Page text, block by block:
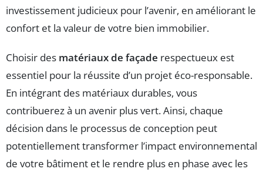
investissement judicieux pour l’avenir, en améliorant le
confort et la valeur de votre bien immobilier.
Choisir des matériaux de façade respectueux est
essentiel pour la réussite d’un projet éco-responsable.
En intégrant des matériaux durables, vous
contribuerez à un avenir plus vert. Ainsi, chaque
décision dans le processus de conception peut
potentiellement transformer l’impact environnemental
de votre bâtiment et le rendre plus en phase avec les